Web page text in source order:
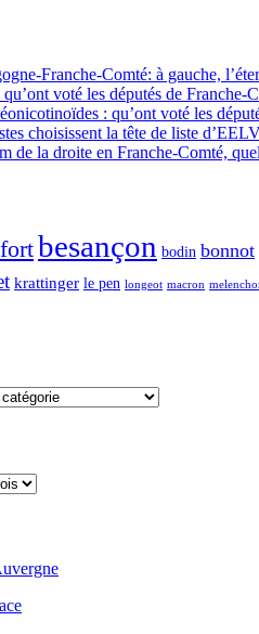
Franche-Comté: à gauche,
voté les députés de Franche-
: qu’ont voté les
choisissent la tête de liste
de la droite en Franche-Comté,
besançon bodin bonnot
krattinger le pen longeot macron